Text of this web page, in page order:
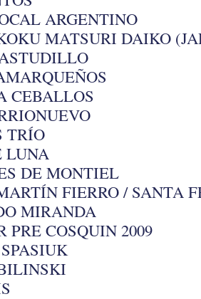
ARGENTINO
MATSURI DAIKO
CEBALLOS
TRÍO
LUNA
DE MONTIEL
FIERRO / SANTA
MIRANDA
PRE COSQUIN 2009